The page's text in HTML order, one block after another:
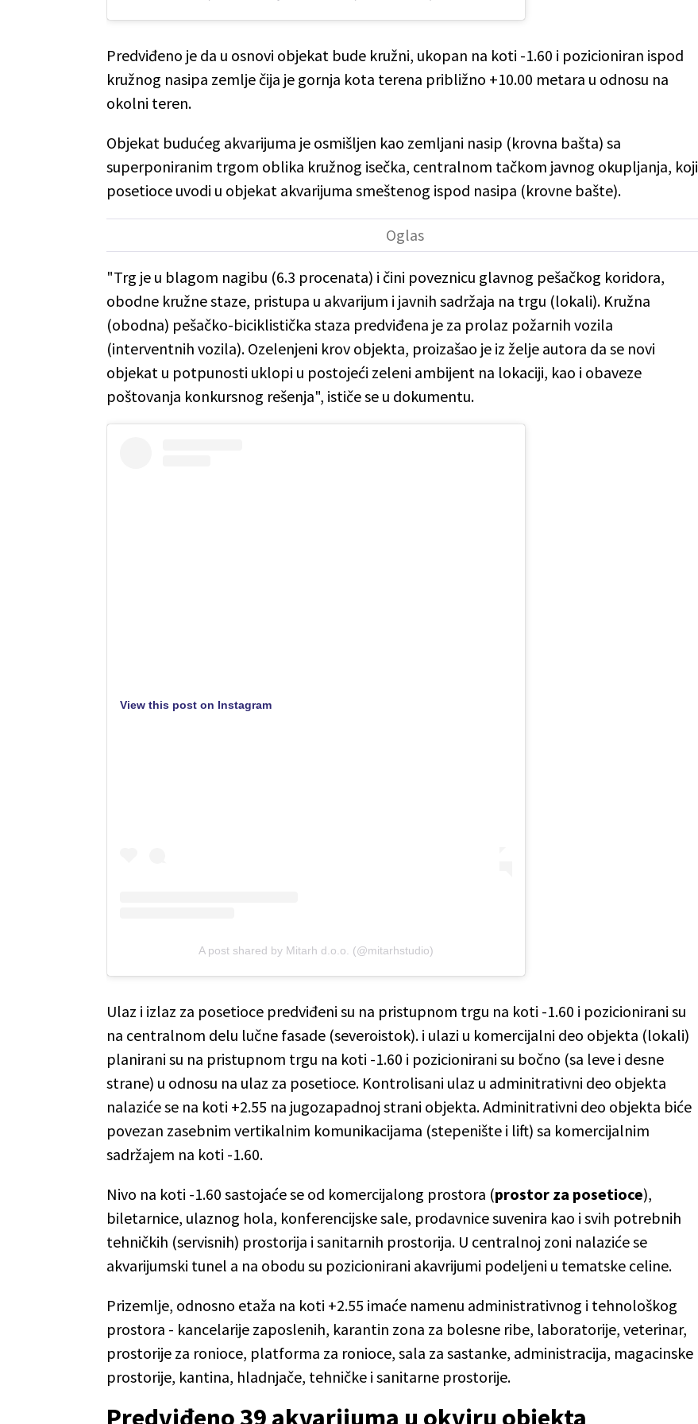
Predviđeno je da u osnovi objekat bude kružni, ukopan na koti -1.60 i pozicioniran ispod
kružnog nasipa zemlje čija je gornja kota terena približno +10.00 metara u odnosu na
okolni teren.
Objekat budućeg akvarijuma je osmišljen kao zemljani nasip (krovna bašta) sa
superponiranim trgom oblika kružnog isečka, centralnom tačkom javnog okupljanja, koji
posetioce uvodi u objekat akvarijuma smeštenog ispod nasipa (krovne bašte).
"Trg je u blagom nagibu (6.3 procenata) i čini poveznicu glavnog pešačkog koridora,
obodne kružne staze, pristupa u akvarijum i javnih sadržaja na trgu (lokali). Kružna
(obodna) pešačko-biciklistička staza predviđena je za prolaz požarnih vozila
(interventnih vozila). Ozelenjeni krov objekta, proizašao je iz želje autora da se novi
objekat u potpunosti uklopi u postojeći zeleni ambijent na lokaciji, kao i obaveze
poštovanja konkursnog rešenja", ističe se u dokumentu.
View this post on Instagram
A post shared by Mitarh d.o.o. (@mitarhstudio)
Ulaz i izlaz za posetioce predviđeni su na pristupnom trgu na koti -1.60 i pozicionirani su
na centralnom delu lučne fasade (severoistok). i ulazi u komercijalni deo objekta (lokali)
planirani su na pristupnom trgu na koti -1.60 i pozicionirani su bočno (sa leve i desne
strane) u odnosu na ulaz za posetioce. Kontrolisani ulaz u adminitrativni deo objekta
nalaziće se na koti +2.55 na jugozapadnoj strani objekta. Adminitrativni deo objekta biće
povezan zasebnim vertikalnim komunikacijama (stepenište i lift) sa komercijalnim
sadržajem na koti -1.60.
Nivo na koti -1.60 sastojaće se od komercijalong prostora (prostor za posetioce),
biletarnice, ulaznog hola, konferencijske sale, prodavnice suvenira kao i svih potrebnih
tehničkih (servisnih) prostorija i sanitarnih prostorija. U centralnoj zoni nalaziće se
akvarijumski tunel a na obodu su pozicionirani akavrijumi podeljeni u tematske celine.
Prizemlje, odnosno etaža na koti +2.55 imaće namenu administrativnog i tehnološkog
prostora - kancelarije zaposlenih, karantin zona za bolesne ribe, laboratorije, veterinar,
prostorije za ronioce, platforma za ronioce, sala za sastanke, administracija, magacinske
prostorije, kantina, hladnjače, tehničke i sanitarne prostorije.
Predviđeno 39 akvarijuma u okviru objekta